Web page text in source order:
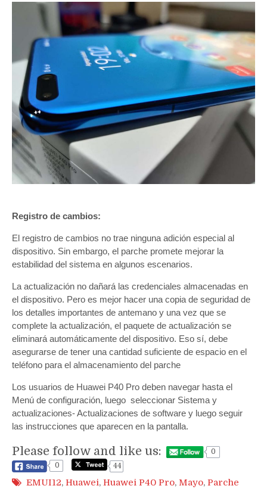
Registro de cambios:
El registro de cambios no trae ninguna adición especial al
dispositivo. Sin embargo, el parche promete mejorar la
estabilidad del sistema en algunos escenarios.
La actualización no dañará las credenciales almacenadas en
el dispositivo. Pero es mejor hacer una copia de seguridad de
los detalles importantes de antemano y una vez que se
complete la actualización, el paquete de actualización se
eliminará automáticamente del dispositivo. Eso sí, debe
asegurarse de tener una cantidad suficiente de espacio en el
teléfono para el almacenamiento del parche
Los usuarios de Huawei P40 Pro deben navegar hasta el
Menú de configuración, luego seleccionar Sistema y
actualizaciones- Actualizaciones de software y luego seguir
las instrucciones que aparecen en la pantalla.
Please follow and like us:
0
0
44
EMUI12, Huawei, Huawei P40 Pro, Mayo, Parche